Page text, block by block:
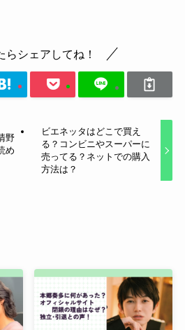
らシェアしてね！
野
め
ビエネッタはどこで買え
る？コンビニやスーパーに
売ってる？ネットでの購入
方法は？